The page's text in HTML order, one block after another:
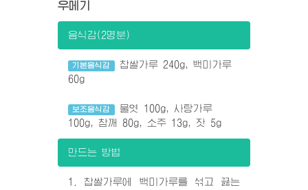
우메기
음식감(2명분)
기본음식감
찹쌀가루 240g, 백미가루
60g
보조음식감
물엿 100g, 사탕가루
100g, 참깨 80g, 소주 13g, 잣 5g
만드는 방법
1. 찹쌀가루에 백미가루를 섞고 끓는